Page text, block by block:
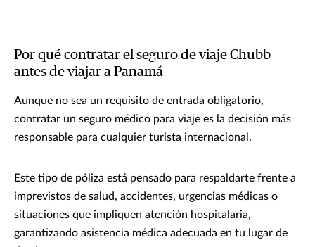
Por qué contratar el seguro de viaje Chubb
antes de viajar a Panamá
Aunque no sea un requisito de entrada obligatorio,
contratar un seguro médico para viaje es la decisión más
responsable para cualquier turista internacional.
Este tipo de póliza está pensado para respaldarte frente a
imprevistos de salud, accidentes, urgencias médicas o
situaciones que impliquen atención hospitalaria,
garantizando asistencia médica adecuada en tu lugar de